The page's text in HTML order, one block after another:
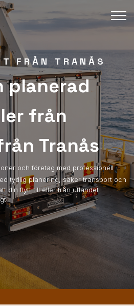
FRÅN TRANÅS
planerad
från
Tranås
och företag med professionell
tydlig planering, säker transport och
din flytt till eller från utlandet